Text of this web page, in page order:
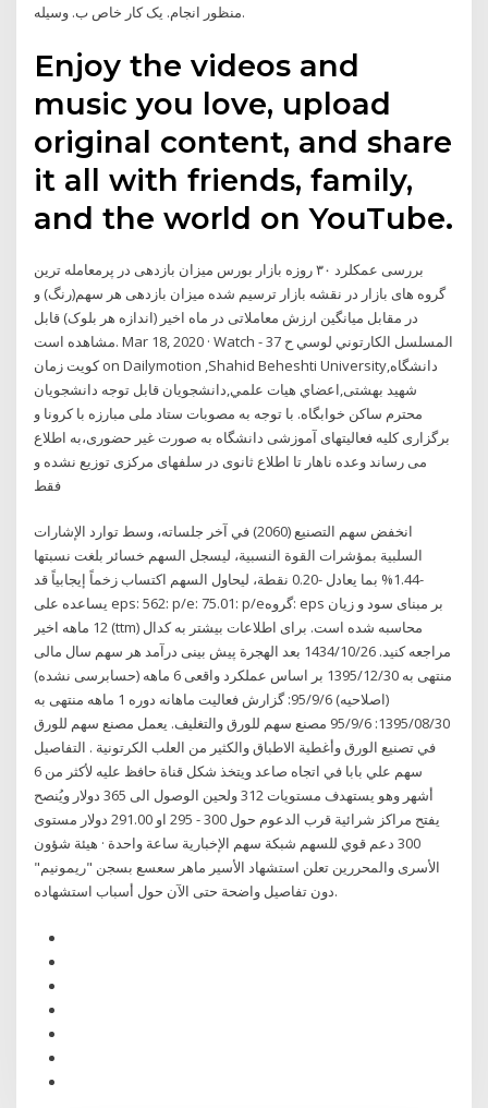
منظور انجام. یک کار خاص ب. وسیله.
Enjoy the videos and
music you love, upload
original content, and share
it all with friends, family,
and the world on YouTube.
بررسی عمکلرد ۳۰ روزه بازار بورس میزان بازدهی در پرمعامله ترین
گروه های بازار در نقشه بازار ترسیم شده میزان بازدهی هر سهم(رنگ) و
در مقابل میانگین ارزش معاملاتی در ماه اخیر (اندازه هر بلوک) قابل
مشاهده است. Mar 18, 2020 · Watch المسلسل الكارتوني لوسي ح 37 -
كويت زمان on Dailymotion ,Shahid Beheshti University,دانشگاه
شهید بهشتی,اعضاي هيات علمي,دانشجویان قابل توجه دانشجویان
محترم ساکن خوابگاه. با توجه به مصوبات ستاد ملی مبارزه با کرونا و
برگزاری کلیه فعالیتهای آموزشی دانشگاه به صورت غیر حضوری،به اطلاع
می رساند وعده ناهار تا اطلاع ثانوی در سلفهای مرکزی توزیع نشده و
فقط
انخفض سهم التصنيع (2060) في آخر جلساته، وسط توارد الإشارات
السلبية بمؤشرات القوة النسبية، ليسجل السهم خسائر بلغت نسبتها
-1.44% بما يعادل -0.20 نقطة، ليحاول السهم اكتساب زخماً إيجابياً قد
يساعده على eps: 562: p/e: 75.01: p/eگروه: eps بر مبنای سود و زیان
12 ماهه اخیر (ttm) محاسبه شده است. برای اطلاعات بیشتر به کدال
مراجعه کنید. 26‏‏/10‏‏/1434 بعد الهجرة پیش بینی درآمد هر سهم سال مالی
منتهی به 1395/12/30 بر اساس عملکرد واقعی 6 ماهه (حسابرسی نشده)
(اصلاحیه) 95/9/6: گزارش فعالیت ماهانه دوره 1 ماهه منتهی به
1395/08/30: 95/9/6 مصنع سهم للورق والتغليف. يعمل مصنع سهم للورق
في تصنيع الورق وأغطية الاطباق والكثير من العلب الكرتونية . التفاصيل
سهم علي بابا في اتجاه صاعد ويتخذ شكل قناة حافظ عليه لأكثر من 6
أشهر وهو يستهدف مستويات 312 ولحين الوصول الى 365 دولار ويُنصح
يفتح مراكز شرائية قرب الدعوم حول 300 - 295 او 291.00 دولار مستوى
300 دعم قوي للسهم شبكة سهم الإخبارية ساعة واحدة · هيئة شؤون
الأسرى والمحررين تعلن استشهاد الأسير ماهر سعسع بسجن "ريمونيم"
دون تفاصيل واضحة حتى الآن حول أسباب استشهاده.